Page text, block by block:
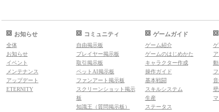
お知らせ
全体
お知らせ
イベント
メンテナンス
アップデート
ETERNITY
コミュニティ
自由掲示板
プレイヤー掲示板
取引掲示板
ペットAI掲示板
ファンアート掲示板
スクリーンショット掲示
板
知識王（質問掲示板）
ゲームガイド
ゲーム紹介
ゲームのはじめかた
キャラクター作成
操作ガイド
基本戦闘
スキルシステム
生産
ステータス